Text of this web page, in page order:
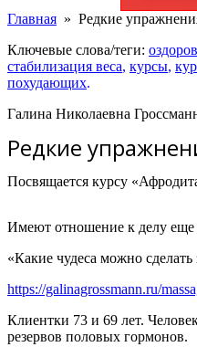
Главная » Редкие
Ключевые слова/теги:
стабилизация веса, курсы,
похудающих.
Галина Николаевна
Редкие
Посвящается курсу
Имеют отношение к делу еще
«Какие чудеса можно
https://galinagrossmann.ru/
Клиентки 73 и 69 лет.
резервов половых гормонов.